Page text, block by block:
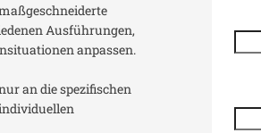
Ausführungen,
anpassen.
an die spezifischen